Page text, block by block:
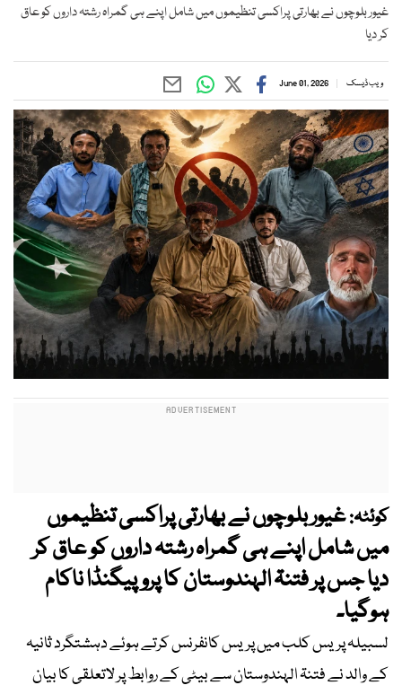
غیور بلوچوں نے بھارتی پراکسی تنظیموں میں شامل اپنے ہی گمراہ رشتہ داروں کو عاق
کر دیا
ویب ڈیسک June 01, 2026
کوئٹہ:غیور بلوچوں نے بھارتی پراکسی تنظیموں
میں شامل اپنے ہی گمراہ رشتہ داروں کو عاق کر
دیا جس پر فتنۃ الہندوستان کا پروپیگنڈا ناکام
ہوگیا۔
لسبیلہ پریس کلب میں پریس کانفرنس کرتے ہوئے دہشتگرد ثانیہ
کے والد نے فتنۃ الہندوستان سے بیٹی کے روابط پر لاتعلقی کا بیان